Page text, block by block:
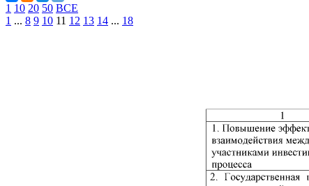
1 10 20 50 ВСЕ
1 ... 8 9 10 11 12 13 14 ... 18